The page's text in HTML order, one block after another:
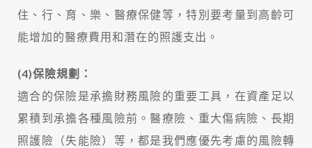
住、行、育、樂、醫療保健等，特別要考量到高齡可
能增加的醫療費用和潛在的照護支出。
(4)保險規劃：
適合的保險是承擔財務風險的重要工具，在資產足以
累積到承擔各種風險前。醫療險、重大傷病險、長期
照護險（失能險）等，都是我們應優先考慮的風險轉